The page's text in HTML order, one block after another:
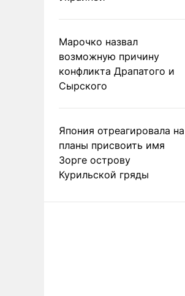
Марочко назвал
возможную причину
конфликта Драпатого и
Сырского
Япония отреагировала на
планы присвоить имя
Зорге острову
Курильской гряды